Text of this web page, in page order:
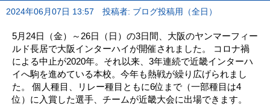
2024年06月07日 13:57 投稿者: ブログ投稿用（全日）
5月24日（金）～26日（日）の3日間、大阪のヤンマーフィー
ルド長居で大阪インターハイが開催されました。 コロナ禍
による中止が2020年。それ以来、3年連続で近畿インターハ
イへ駒を進めている本校。今年も熱戦が繰り広げられまし
た。 個人種目、リレー種目ともに6位まで（一部種目は4
位）に入賞した選手、チームが近畿大会に出場できます。